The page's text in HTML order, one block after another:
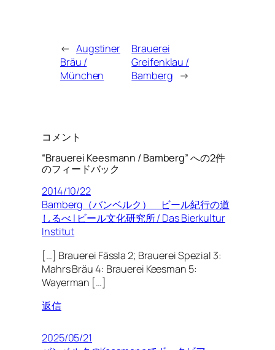
← Augstiner
Bräu /
München
Brauerei
Greifenklau /
Bamberg →
コメント
“Brauerei Keesmann / Bamberg” への2件
のフィードバック
2014/10/22
Bamberg（バンベルク） ビール紀行の道
しるべ | ビール文化研究所 / Das Bierkultur
Institut
[…] Brauerei Fässla 2; Brauerei Spezial 3:
Mahrs Bräu 4: Brauerei Keesman 5:
Wayerman […]
返信
2025/05/21